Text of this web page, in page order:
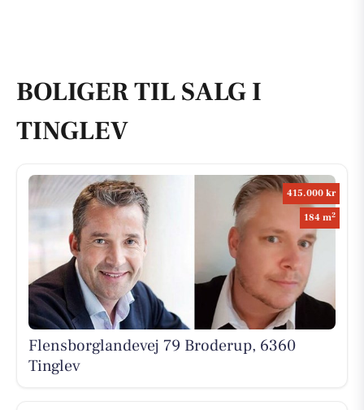
BOLIGER TIL SALG I
TINGLEV
415.000 kr
184 m2
Flensborglandevej 79 Broderup, 6360
Tinglev